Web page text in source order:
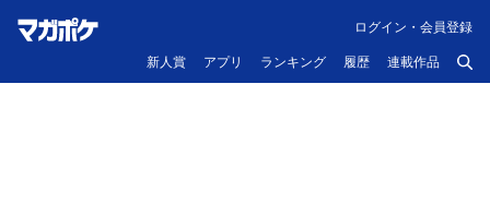
新人賞 アプリ ランキング 履歴 連載作品
ログイン・会員登録